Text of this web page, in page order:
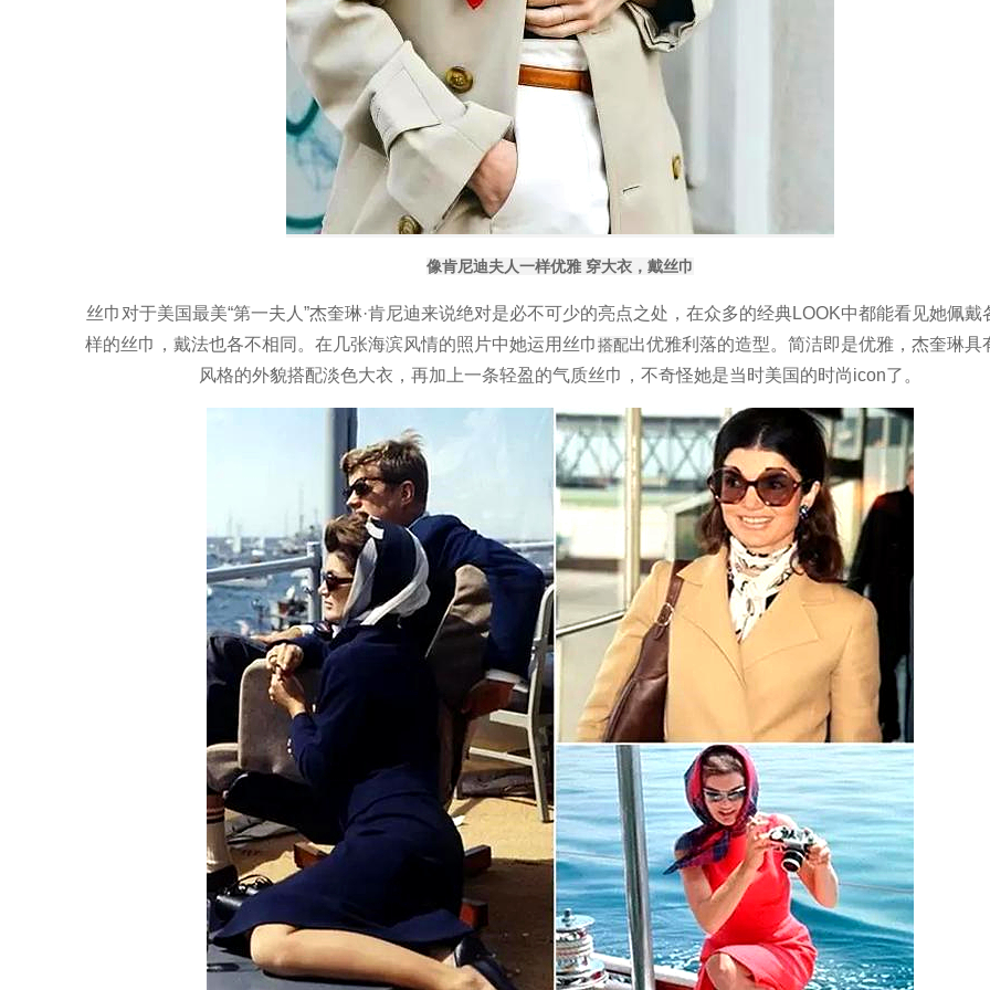
像肯尼迪夫人一样优雅 穿大衣，戴丝巾
丝巾对于美国最美“第一夫人”杰奎琳·肯尼迪来说绝对是必不可少的亮点之处，在众多的经典LOOK中都能看见她佩戴
样的丝巾，戴法也各不相同。在几张海滨风情的照片中她运用丝巾搭配出优雅利落的造型。简洁即是优雅，杰奎琳具
风格的外貌搭配淡色大衣，再加上一条轻盈的气质丝巾，不奇怪她是当时美国的时尚icon了。